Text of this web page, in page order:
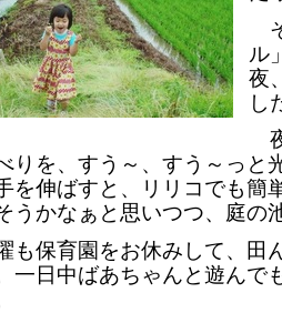
ル
夜
し
りを、すう～、すう～っと
を伸ばすと、リリコでも簡
うかなぁと思いつつ、庭の
も保育園をお休みして、田
一日中ばあちゃんと遊んで